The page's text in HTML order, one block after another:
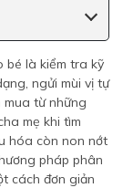
bé là kiểm tra kỹ
ngửi mùi vị tự
mua từ những
mẹ khi tìm
hóa còn non nớt
pháp phân
cách đơn giản